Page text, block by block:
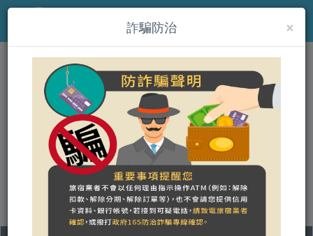
MENU
(zh_cn)雲山水VillaHome民
宿
營登名稱：雲山水民宿
統一編號：34949947
合法民宿 花蓮縣863號
×
詐騙防治